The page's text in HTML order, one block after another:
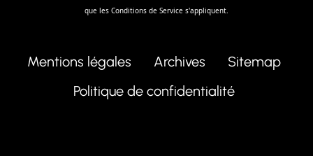
que les Conditions de Service s'appliquent.
Mentions légales Archives
Sitemap
Politique de confidentialité